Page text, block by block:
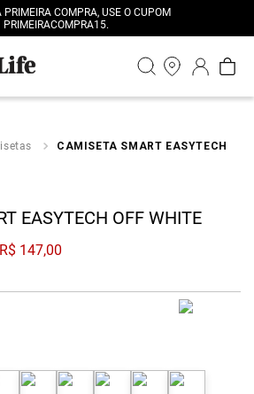
COMPRA, USE O CUPOM
PRIMEIRACOMPRA15.
CAMISETA SMART EASYTECH
EASYTECH OFF WHITE
R$ 147,00